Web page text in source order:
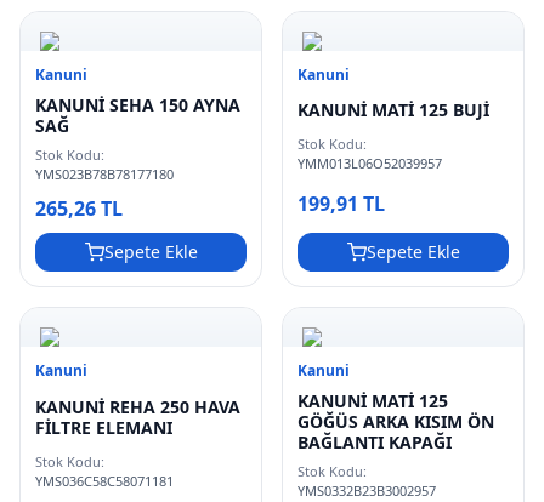
Kanuni
KANUNİ SEHA 150 AYNA
SAĞ
Stok Kodu:
YMS023B78B78177180
265,26 TL
Sepete Ekle
Kanuni
KANUNİ MATİ 125 BUJİ
Stok Kodu:
YMM013L06O52039957
199,91 TL
Sepete Ekle
Kanuni
KANUNİ REHA 250 HAVA
FİLTRE ELEMANI
Stok Kodu:
YMS036C58C58071181
Kanuni
KANUNİ MATİ 125
GÖĞÜS ARKA KISIM ÖN
BAĞLANTI KAPAĞI
Stok Kodu:
YMS0332B23B3002957